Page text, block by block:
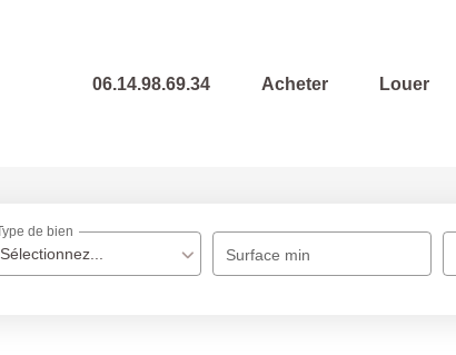
06.14.98.69.34 Acheter Louer
Sélectionnez...
de bien
Surface min